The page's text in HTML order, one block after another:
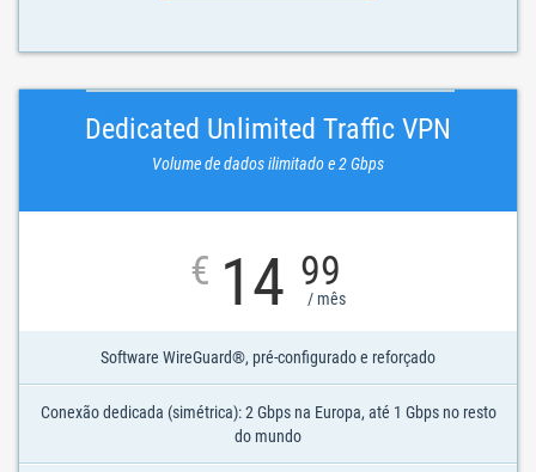
Dedicated Unlimited Traffic VPN
Volume de dados ilimitado e 2 Gbps
€ 14 99
/ mês
Software WireGuard®, pré-configurado e reforçado
Conexão dedicada (simétrica): 2 Gbps na Europa, até 1 Gbps no resto
do mundo